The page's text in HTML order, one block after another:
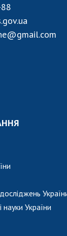
НАН
науки України